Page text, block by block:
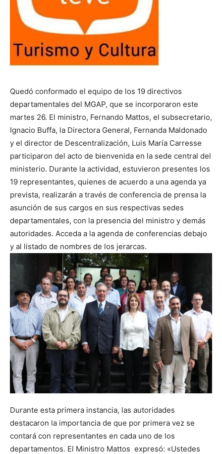
Quedó conformado el equipo de los 19 directivos
departamentales del MGAP, que se incorporaron este
martes 26. El ministro, Fernando Mattos, el subsecretario,
Ignacio Buffa, la Directora General, Fernanda Maldonado
y el director de Descentralización, Luis María Carresse
participaron del acto de bienvenida en la sede central del
ministerio. Durante la actividad, estuvieron presentes los
19 representantes, quienes de acuerdo a una agenda ya
prevista, realizarán a través de conferencia de prensa la
asunción de sus cargos en sus respectivas sedes
departamentales, con la presencia del ministro y demás
autoridades. Acceda a la agenda de conferencias debajo
y al listado de nombres de los jerarcas.
Durante esta primera instancia, las autoridades
destacaron la importancia de que por primera vez se
contará con representantes en cada uno de los
departamentos. El Ministro Mattos expresó: «Ustedes